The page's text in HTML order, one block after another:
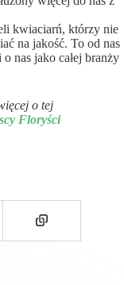
kwiaciarń, którzy nie
na jakość. To od nas
nas jako całej branży
o tej
Floryści